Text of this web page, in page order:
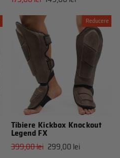
vanzare Reducere
Tibiere Kickbox Knockout
Legend FX
Pret
399,00 lei Pret
299,00 lei